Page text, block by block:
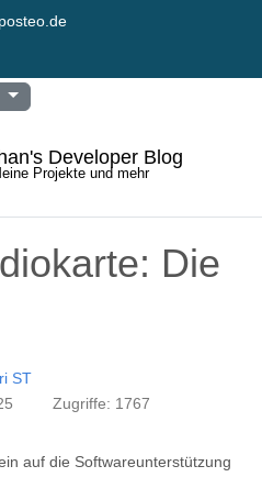
Developer Blog
Projekte und mehr
Die
ST
Zugriffe: 1767
auf die Softwareunterstützung